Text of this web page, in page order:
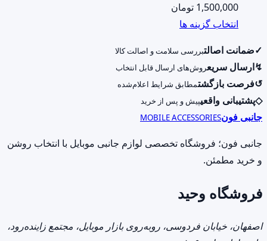
1,500,000 تومان
انتخاب گزینه ها
دارای
انواع
مختلفی
می
باشد.
گزینه
است
صفحه
✓ضمانت اصالتبررسی سلامت و اصالت کالا
↯ارسال سریعروش‌های ارسال قابل انتخاب
↺فرصت بازگشتمطابق شرایط اعلام‌شده
◇پشتیبانی واقعیپیش و پس از خرید
جانبی فونMOBILE ACCESSORIES
جانبی فون؛ فروشگاه تخصصی لوازم جانبی موبایل با انتخاب روشن
و خرید مطمئن.
فروشگاه وحید
اصفهان، خیابان فردوسی، روبه‌روی بازار موبایل، مجتمع زاینده‌رود،